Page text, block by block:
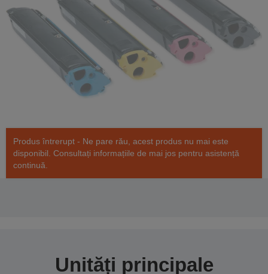
Produs întrerupt - Ne pare rău, acest produs nu mai este
disponibil. Consultați informațiile de mai jos pentru asistență
continuă.
Unități principale